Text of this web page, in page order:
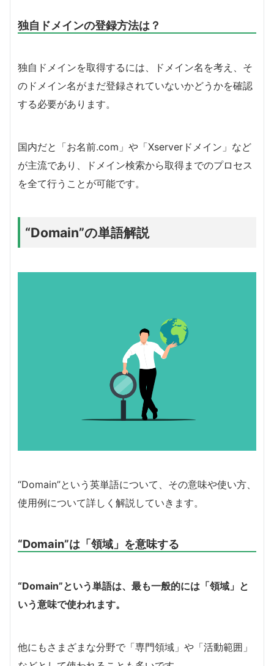
独自ドメインの登録方法は？
独自ドメインを取得するには、ドメイン名を考え、そ
のドメイン名がまだ登録されていないかどうかを確認
する必要があります。
国内だと「お名前.com」や「Xserverドメイン」など
が主流であり、ドメイン検索から取得までのプロセス
を全て行うことが可能です。
“Domain”の単語解説
“Domain”という英単語について、その意味や使い方、
使用例について詳しく解説していきます。
“Domain”は「領域」を意味する
“Domain”という単語は、最も一般的には「領域」と
いう意味で使われます。
他にもさまざまな分野で「専門領域」や「活動範囲」